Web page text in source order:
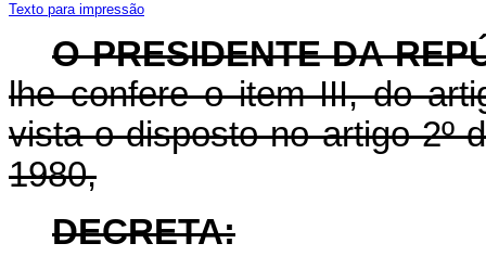
Texto para impressão
O PRESIDENTE DA
lhe confere o item III, do
vista o disposto no artigo 2º
1980,
DECRETA: